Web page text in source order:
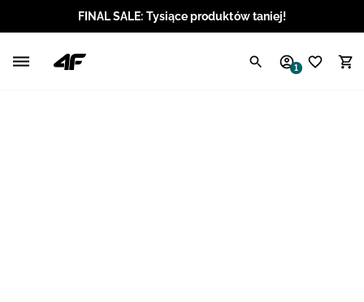
FINAL SALE: Tysiące produktów taniej!
1